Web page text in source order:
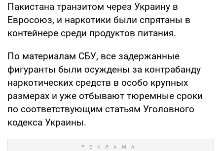
Пакистана транзитом через Украину в
Евросоюз, и наркотики были спрятаны в
контейнере среди продуктов питания.
По материалам СБУ, все задержанные
фигуранты были осуждены за контрабанду
наркотических средств в особо крупных
размерах и уже отбывают тюремные сроки
по соответствующим статьям Уголовного
кодекса Украины.